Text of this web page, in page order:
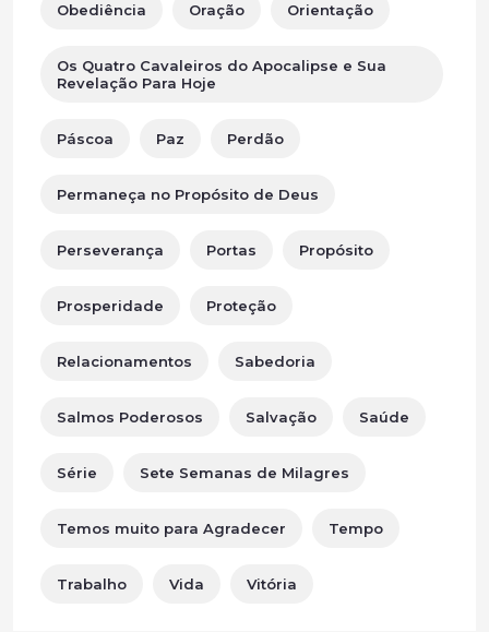
Obediência Oração Orientação
Os Quatro Cavaleiros do Apocalipse e Sua
Revelação Para Hoje
Páscoa Paz Perdão
Permaneça no Propósito de Deus
Perseverança Portas Propósito
Prosperidade Proteção
Relacionamentos Sabedoria
Salmos Poderosos Salvação Saúde
Série Sete Semanas de Milagres
Temos muito para Agradecer Tempo
Trabalho Vida Vitória